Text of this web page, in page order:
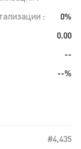
0%
0.00
--
--%
#4,435